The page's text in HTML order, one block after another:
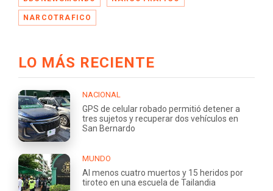
NARCOTRAFICO
LO MÁS RECIENTE
NACIONAL
GPS de celular robado permitió detener a
tres sujetos y recuperar dos vehículos en
San Bernardo
MUNDO
Al menos cuatro muertos y 15 heridos por
tiroteo en una escuela de Tailandia